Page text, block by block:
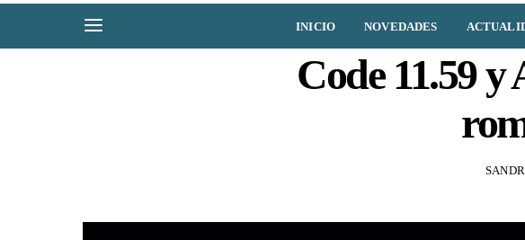
INICIO NOVEDADES
Code 11.59